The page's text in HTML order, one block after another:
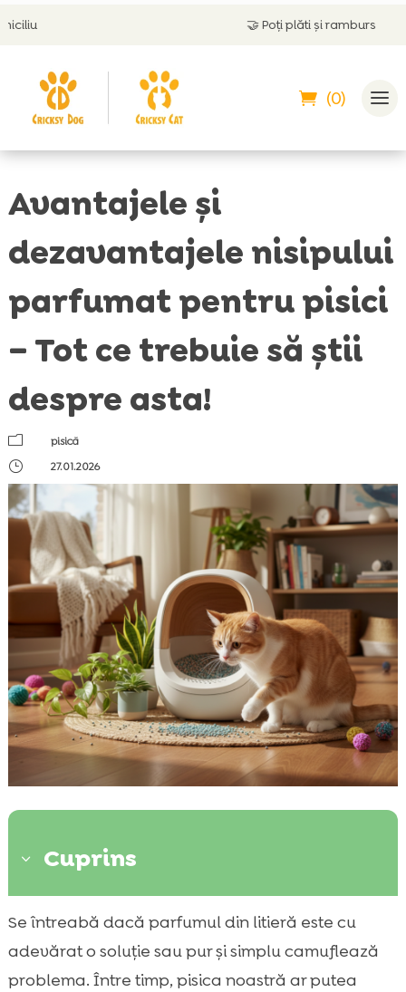
Poți plăti și ramburs
(0)
Avantajele și
dezavantajele nisipului
parfumat pentru pisici
– Tot ce trebuie să știi
despre asta!
m
pisică
}
27.01.2026
3 Cuprins
 De ce discutăm despre nisipul parfumat
pentru pisici

Ce este nisipul parfumat și cum
Se întreabă dacă parfumul din litieră este cu
adevărat o soluție sau pur și simplu camuflează
problema. Între timp, pisica noastră ar putea